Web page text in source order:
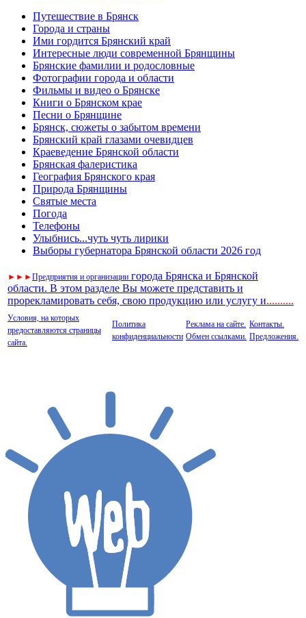
Путешествие в Брянск
Города и страны
Ими гордится Брянский край
Интересные люди современной Брянщины
Брянские фамилии и родословные
Фотографии города и области
Фильмы и видео о Брянске
Книги о Брянском крае
Песни о Брянщине
Брянск, сюжеты о забытом времени
Брянский край глазами очевидцев
Краеведение Брянской области
Брянская фалеристика
География Брянского края
Природа Брянщины
Святые места
Погода
Телефоны
Улыбнись...чуть чуть лирики
Выборы губернатора Брянской области 2026 год
► ► ►Предприятия и организации города Брянска и Брянской
области. В этом разделе Вы можете представить и
прорекламировать себя, свою продукцию или услугу и..........
Условия, на которых
предоставляются страницы
сайта.
Политика
конфиденциальности
Реклама на сайте.
Обмен ссылками.
Контакты.
Предложения.